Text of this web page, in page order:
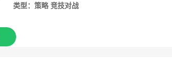
类型：策略 竞技对战